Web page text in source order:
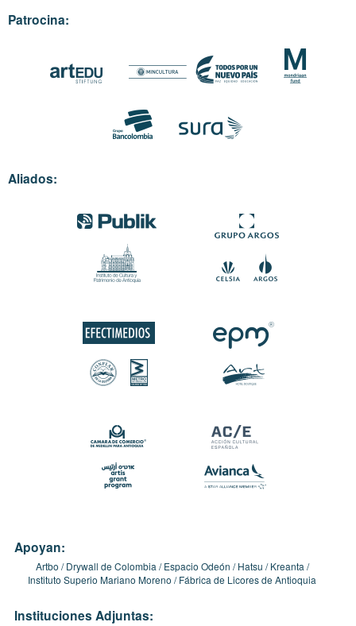
Patrocina:
Aliados:
Apoyan:
Artbo Drywall de Colombia Espacio Odeón Hatsu
Kreanta
Instituto Superio Mariano Moreno
Fábrica de Licores de Antioquia
Instituciones Adjuntas: